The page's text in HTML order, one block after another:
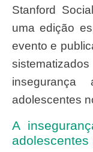
Stanford
uma edição
evento e
adolescentes
A
adolescentes